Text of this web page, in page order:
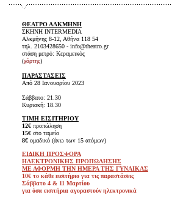
ΘΕΑΤΡΟ ΑΛΚΜΗΝΗ
ΣΚΗΝΗ INTERMEDIA
Αλκμήνης 8-12, Αθήνα 118 54
τηλ. 2103428650 - info@theatro.gr
στάση μετρό: Κεραμεικός
(χάρτης)
ΠΑΡΑΣΤΑΣΕΙΣ
Από 28 Ιανουαρίου 2023
Σάββατο: 21.30
Κυριακή: 18.30
ΤΙΜΗ ΕΙΣΙΤΗΡΙΟΥ
12€προπώληση
15€στο ταμείο
8€ομαδικό (άνω των 15 ατόμων)
ΕΙΔΙΚΗ ΠΡΟΣΦΟΡΑ
ΗΛΕΚΤΡΟΝΙΚΗΣ ΠΡΟΠΩΛΗΣΗΣ
ΜΕ ΑΦΟΡΜΗ ΤΗΝ ΗΜΕΡΑ ΤΗΣ ΓΥΝΑΙΚΑΣ
10€ το κάθε εισιτήριο για τις παραστάσεις
Σάββατο 4 & 11 Μαρτίου
για όσα εισιτήρια αγοραστούν ηλεκτρονικά